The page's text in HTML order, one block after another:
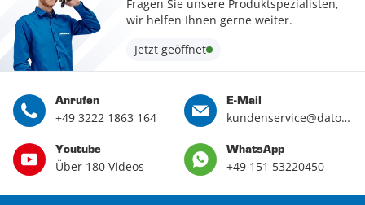
Fragen Sie unsere Produktspezialisten,
wir helfen Ihnen gerne weiter.
Jetzt geöffnet
Anrufen
+49 3222 1863 164
E-Mail
kundenservice@datona.de
Youtube
Über 180 Videos
WhatsApp
+49 151 53220450